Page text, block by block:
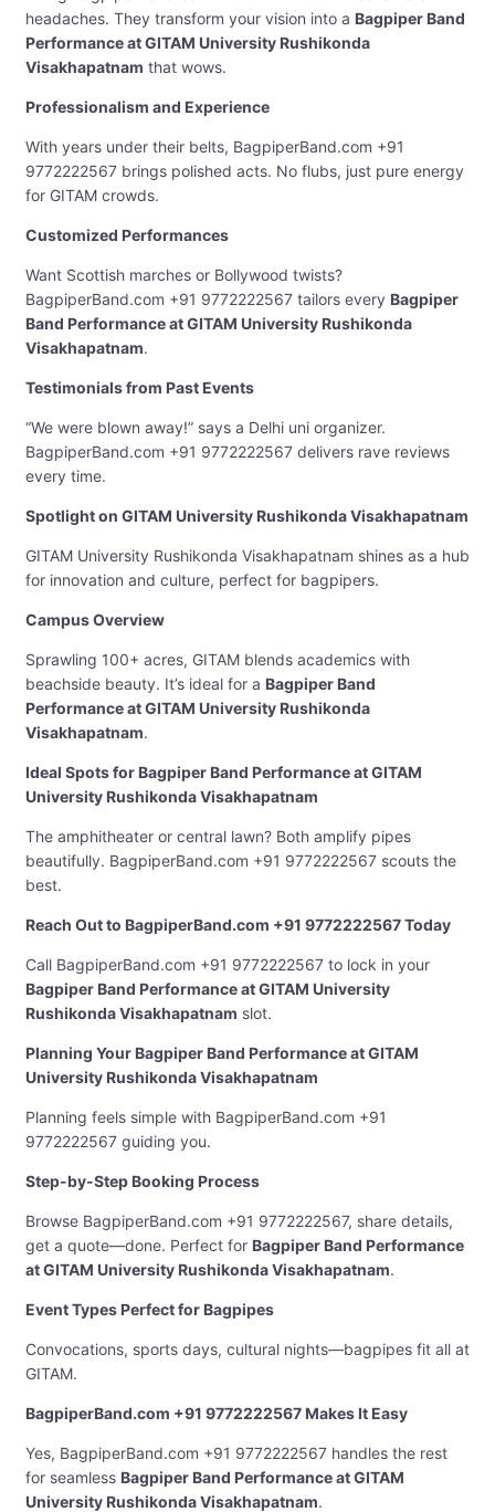
headaches. They transform your vision into a Bagpiper Band
Performance at GITAM University Rushikonda
Visakhapatnam that wows.
Professionalism and Experience
With years under their belts, BagpiperBand.com +91
9772222567 brings polished acts. No flubs, just pure energy
for GITAM crowds.
Customized Performances
Want Scottish marches or Bollywood twists?
BagpiperBand.com +91 9772222567 tailors every Bagpiper
Band Performance at GITAM University Rushikonda
Visakhapatnam.
Testimonials from Past Events
“We were blown away!” says a Delhi uni organizer.
BagpiperBand.com +91 9772222567 delivers rave reviews
every time.
Spotlight on GITAM University Rushikonda Visakhapatnam
GITAM University Rushikonda Visakhapatnam shines as a hub
for innovation and culture, perfect for bagpipers.
Campus Overview
Sprawling 100+ acres, GITAM blends academics with
beachside beauty. It’s ideal for a Bagpiper Band
Performance at GITAM University Rushikonda
Visakhapatnam.
Ideal Spots for Bagpiper Band Performance at GITAM
University Rushikonda Visakhapatnam
The amphitheater or central lawn? Both amplify pipes
beautifully. BagpiperBand.com +91 9772222567 scouts the
best.
Reach Out to BagpiperBand.com +91 9772222567 Today
Call BagpiperBand.com +91 9772222567 to lock in your
Bagpiper Band Performance at GITAM University
Rushikonda Visakhapatnam slot.
Planning Your Bagpiper Band Performance at GITAM
University Rushikonda Visakhapatnam
Planning feels simple with BagpiperBand.com +91
9772222567 guiding you.
Step-by-Step Booking Process
Browse BagpiperBand.com +91 9772222567, share details,
get a quote—done. Perfect for Bagpiper Band Performance
at GITAM University Rushikonda Visakhapatnam.
Event Types Perfect for Bagpipes
Convocations, sports days, cultural nights—bagpipes fit all at
GITAM.
BagpiperBand.com +91 9772222567 Makes It Easy
Yes, BagpiperBand.com +91 9772222567 handles the rest
for seamless Bagpiper Band Performance at GITAM
University Rushikonda Visakhapatnam.